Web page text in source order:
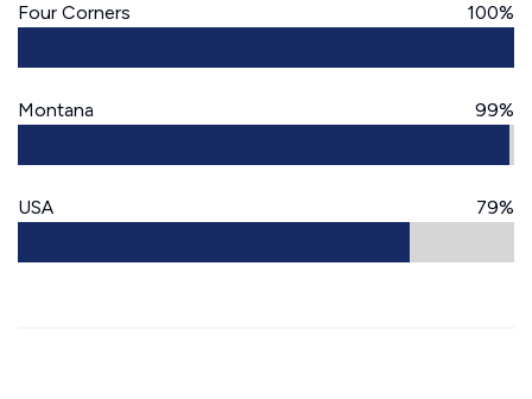
Four Corners 100%
Montana 99%
USA 79%